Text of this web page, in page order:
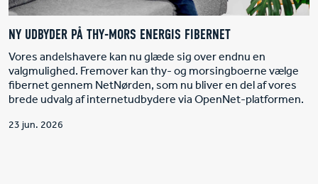
NY UDBYDER PÅ THY-MORS ENERGIS FIBERNET
Vores andelshavere kan nu glæde sig over endnu en
valgmulighed. Fremover kan thy- og morsingboerne vælge
fibernet gennem NetNørden, som nu bliver en del af vores
brede udvalg af internetudbydere via OpenNet-platformen.
23 jun. 2026